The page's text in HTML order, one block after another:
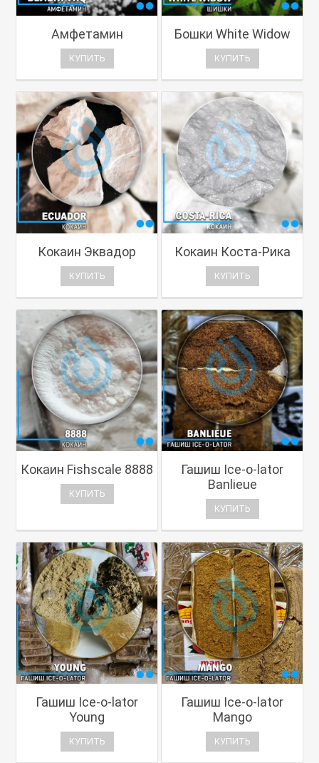
Амфетамин
КУПИТЬ
Бошки White Widow
КУПИТЬ
Кокаин Эквадор
КУПИТЬ
Кокаин Коста-Рика
КУПИТЬ
Кокаин Fishscale 8888
КУПИТЬ
Гашиш Ice-o-lator
Banlieue
КУПИТЬ
Гашиш Ice-o-lator
Young
КУПИТЬ
Гашиш Ice-o-lator
Mango
КУПИТЬ